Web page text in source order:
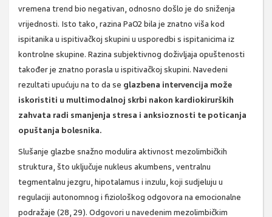
vremena trend bio negativan, odnosno došlo je do sniženja
vrijednosti. Isto tako, razina PaO2 bila je znatno viša kod
ispitanika u ispitivačkoj skupini u usporedbi s ispitanicima iz
kontrolne skupine. Razina subjektivnog doživljaja opuštenosti
također je znatno porasla u ispitivačkoj skupini. Navedeni
rezultati upućuju na to da se glazbena intervencija može
iskoristiti u multimodalnoj skrbi nakon kardiokirurških
zahvata radi smanjenja stresa i anksioznosti te poticanja
opuštanja bolesnika.
Slušanje glazbe snažno modulira aktivnost mezolimbičkih
struktura, što uključuje nukleus akumbens, ventralnu
tegmentalnu jezgru, hipotalamus i inzulu, koji sudjeluju u
regulaciji autonomnog i fiziološkog odgovora na emocionalne
podražaje (28, 29). Odgovori u navedenim mezolimbičkim